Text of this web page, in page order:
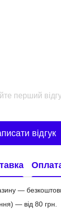
перший
відгук
—
— від 80 грн.